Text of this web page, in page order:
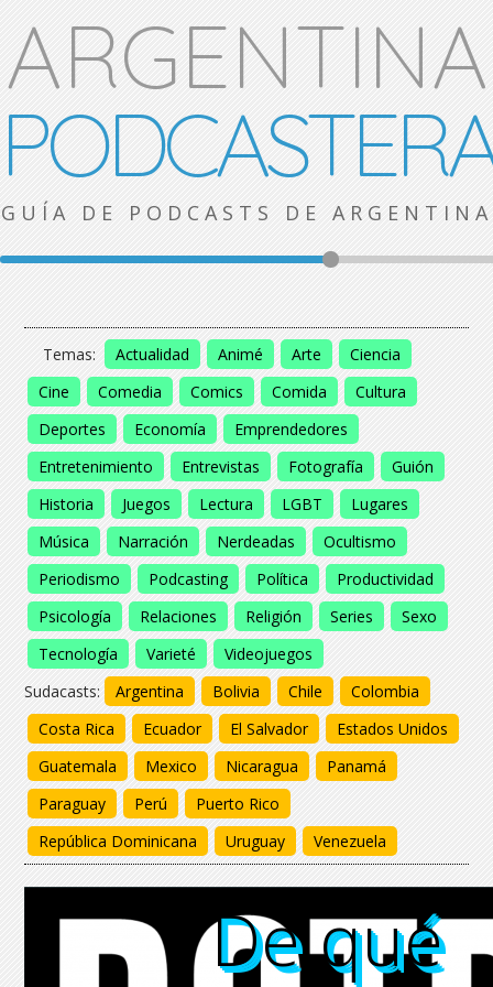
ARGENTINA
GUÍA DE PODCASTS DE ARGENTINA
Temas: Actualidad Animé Arte
Ciencia
Cine
Comedia Comics Comida
Cultura
Deportes
Economía
Emprendedores
Entretenimiento
Entrevistas Fotografía
Guión
Historia
Juegos Lectura LGBT
Lugares
Música
Narración Nerdeadas
Ocultismo
Periodismo
Podcasting Política
Productividad
Psicología
Relaciones Religión Series
Sexo
Tecnología
Varieté
Videojuegos
Sudacasts:
Argentina Bolivia Chile
Colombia
Costa Rica
Ecuador El Salvador
Estados Unidos
Guatemala
Mexico Nicaragua
Panamá
Paraguay
Perú
Puerto Rico
República Dominicana
Uruguay Venezuela
De qué
De qué
De qué
De qué